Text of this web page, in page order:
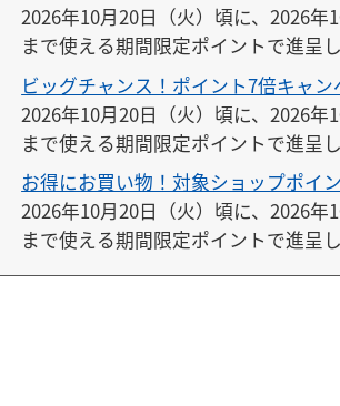
2026年10月20日（火）頃に、2026年
まで使える期間限定ポイントで進呈し
ビッグチャンス！ポイント7倍キャン
2026年10月20日（火）頃に、2026年
まで使える期間限定ポイントで進呈し
お得にお買い物！対象ショップポイ
2026年10月20日（火）頃に、2026年
まで使える期間限定ポイントで進呈し